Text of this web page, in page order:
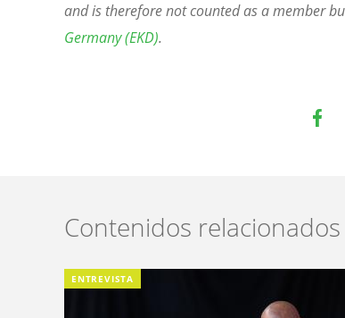
and is therefore not counted as a member
Germany (EKD).
Contenidos relacionados
ENTREVISTA